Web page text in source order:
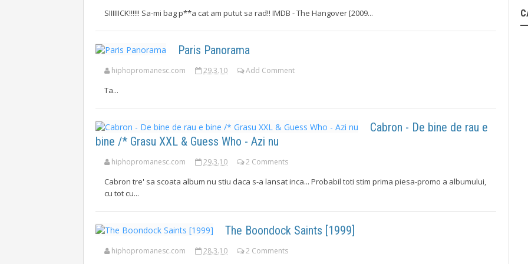
SIIIIIICK!!!!!! Sa-mi bag p**a cat am putut sa rad!! IMDB - The Hangover [2009...
Paris Panorama
hiphopromanesc.com 29.3.10 Add Comment
Ta...
Cabron - De bine de rau e
bine /* Grasu XXL & Guess Who - Azi nu
hiphopromanesc.com 29.3.10 2 Comments
Cabron tre' sa scoata album nu stiu daca s-a lansat inca... Probabil toti stim prima piesa-promo a albumului,
cu tot cu...
The Boondock Saints [1999]
hiphopromanesc.com 28.3.10 2 Comments